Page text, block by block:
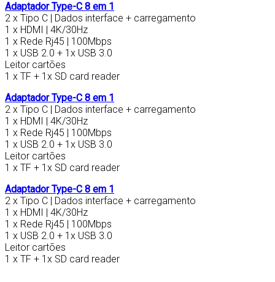
Adaptador Type-C 8 em 1
2 x Tipo C | Dados interface + carregamento
1 x HDMI | 4K/30Hz
1 x Rede Rj45 | 100Mbps
1 x USB 2.0 + 1x USB 3.0
Leitor cartões
1 x TF + 1x SD card reader
Adaptador Type-C 8 em 1
2 x Tipo C | Dados interface + carregamento
1 x HDMI | 4K/30Hz
1 x Rede Rj45 | 100Mbps
1 x USB 2.0 + 1x USB 3.0
Leitor cartões
1 x TF + 1x SD card reader
Adaptador Type-C 8 em 1
2 x Tipo C | Dados interface + carregamento
1 x HDMI | 4K/30Hz
1 x Rede Rj45 | 100Mbps
1 x USB 2.0 + 1x USB 3.0
Leitor cartões
1 x TF + 1x SD card reader